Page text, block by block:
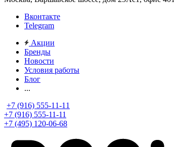
Вконтакте
Telegram
Акции
Бренды
Новости
Условия работы
Блог
...
+7 (916) 555-11-11
+7 (916) 555-11-11
+7 (495) 120-06-68